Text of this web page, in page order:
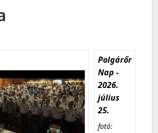
Polgárőr
Nap -
2026.
július
25.
fotó: